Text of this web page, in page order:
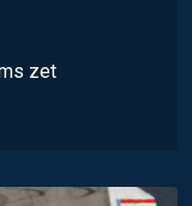
zet